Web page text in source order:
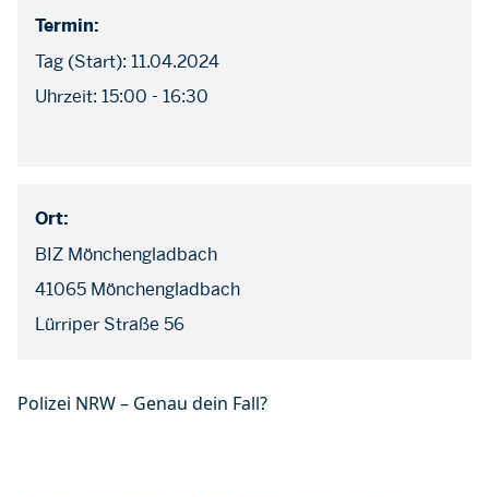
Termin:
Tag (Start): 11.04.2024
Uhrzeit: 15:00 - 16:30
Ort:
BIZ Mönchengladbach
41065 Mönchengladbach
Lürriper Straße 56
Polizei NRW – Genau dein Fall?